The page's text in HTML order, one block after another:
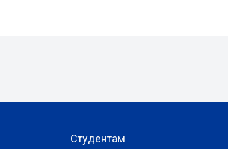
Студентам